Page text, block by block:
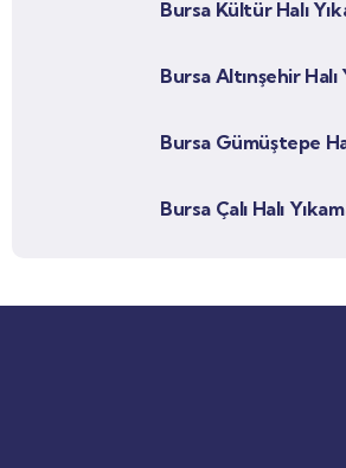
Bursa Kültür Halı
Bursa Altınşehir Halı
Bursa Gümüştepe
Bursa Çalı Halı